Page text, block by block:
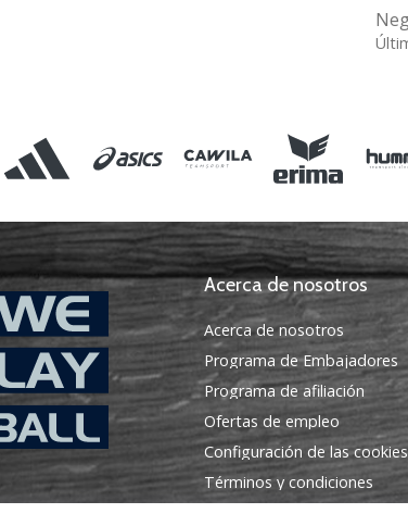
Acerca de nosotros
Acerca de nosotros
Programa de Embajadores
Programa de afiliación
Ofertas de empleo
Configuración de las cookies
Términos y condiciones